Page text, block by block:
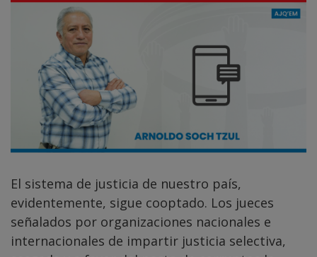
El sistema de justicia de nuestro país,
evidentemente, sigue cooptado. Los jueces
señalados por organizaciones nacionales e
internacionales de impartir justicia selectiva,